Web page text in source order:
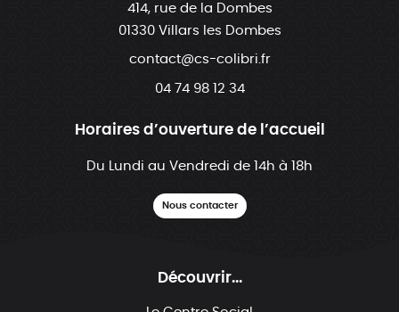
414, rue de la Dombes
01330 Villars les Dombes
contact@cs-colibri.fr
04 74 98 12 34
Horaires d’ouverture de l’accueil
Du Lundi au Vendredi de 14h à 18h
Nous contacter
Découvrir...